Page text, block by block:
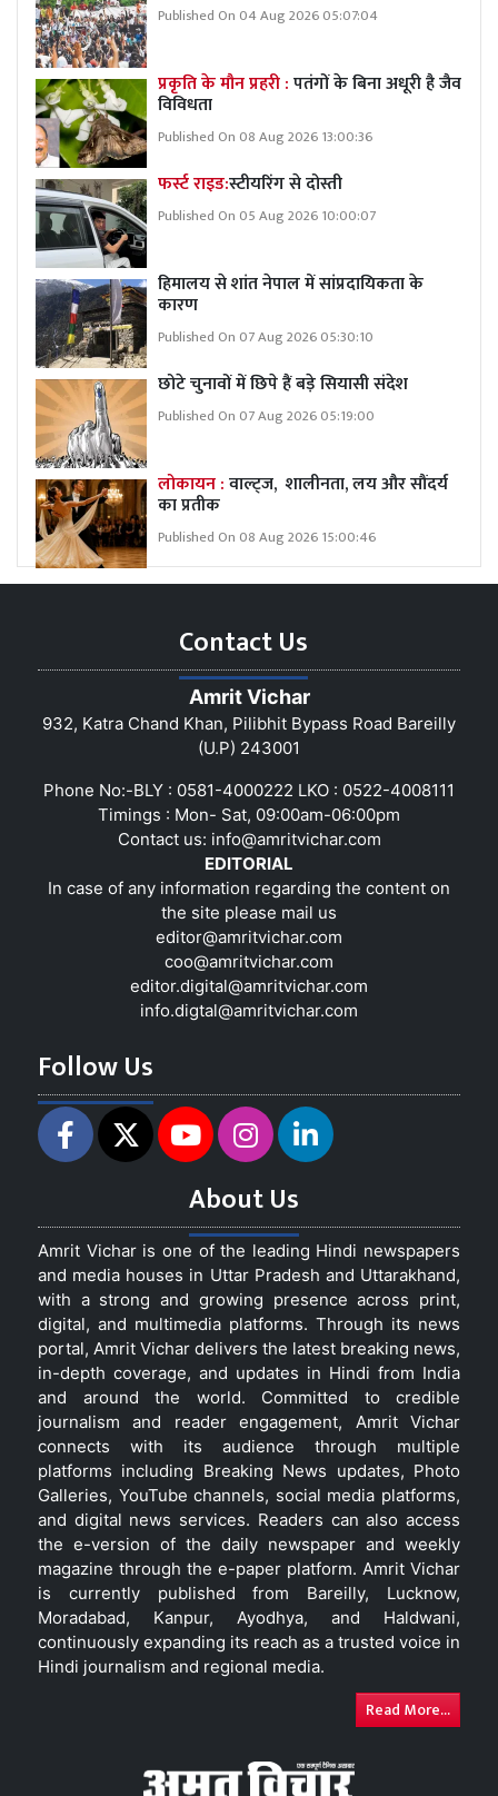
Published On 04 Aug 2026 05:07:04
प्रकृति के मौन प्रहरी :पतंगों के बिना अधूरी है जैव
विविधता
Published On 08 Aug 2026 13:00:36
फर्स्ट राइड:स्टीयरिंग से दोस्ती
Published On 05 Aug 2026 10:00:07
हिमालय से शांत नेपाल में सांप्रदायिकता के
कारण
Published On 07 Aug 2026 05:30:10
छोटे चुनावों में छिपे हैं बड़े सियासी संदेश
Published On 07 Aug 2026 05:19:00
लोकायन :वाल्ट्ज, शालीनता, लय और सौंदर्य
का प्रतीक
Published On 08 Aug 2026 15:00:46
Contact Us
Amrit Vichar
932, Katra Chand Khan, Pilibhit Bypass Road Bareilly
(U.P) 243001
Phone No:-BLY : 0581-4000222 LKO : 0522-4008111
Timings : Mon- Sat, 09:00am-06:00pm
Contact us: info@amritvichar.com
EDITORIAL
In case of any information regarding the content on
the site please mail us
editor@amritvichar.com
coo@amritvichar.com
editor.digital@amritvichar.com
info.digtal@amritvichar.com
Follow Us
About Us
Amrit Vichar is one of the leading Hindi newspapers
and media houses in Uttar Pradesh and Uttarakhand,
with a strong and growing presence across print,
digital, and multimedia platforms. Through its news
portal, Amrit Vichar delivers the latest breaking news,
in-depth coverage, and updates in Hindi from India
and around the world. Committed to credible
journalism and reader engagement, Amrit Vichar
connects with its audience through multiple
platforms including Breaking News updates, Photo
Galleries, YouTube channels, social media platforms,
and digital news services. Readers can also access
the e-version of the daily newspaper and weekly
magazine through the e-paper platform. Amrit Vichar
is currently published from Bareilly, Lucknow,
Moradabad, Kanpur, Ayodhya, and Haldwani,
continuously expanding its reach as a trusted voice in
Hindi journalism and regional media.
Read More...